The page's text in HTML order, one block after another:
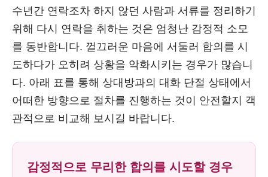
수년간 연락조차 하지 않던 사람과 서류를 정리하기
위해 다시 연락을 취하는 것은 엄청난 감정적 소모
를 동반합니다. 껄끄러운 마음에 서둘러 합의를 시
도하다가 오히려 상황을 악화시키는 경우가 많습니
다. 아래 표를 통해 상대방과의 대화 단절 상태에서
어떠한 방향으로 절차를 진행하는 것이 안전할지 객
관적으로 비교해 보시길 바랍니다.
감정적으로 무리한 합의를 시도할 경우